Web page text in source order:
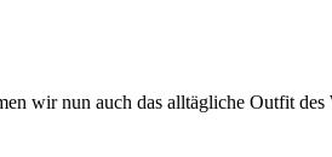
wir nun auch das alltägliche Outfit